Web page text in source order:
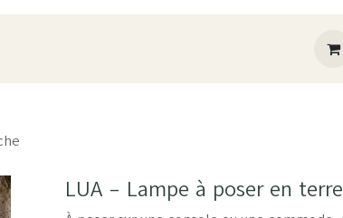
LUA - Lampe à poser en